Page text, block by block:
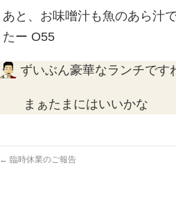
あと、お味噌汁も魚のあら汁
たー O55
ずいぶん豪華なランチです
まぁたまにはいいかな
← 臨時休業のご報告